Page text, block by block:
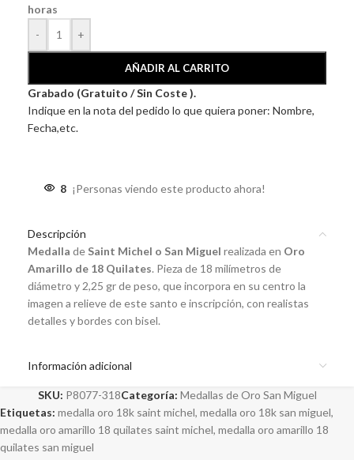
horas
-
+
AÑADIR AL CARRITO
Grabado (Gratuito / Sin Coste ).
Indique en la nota del pedido lo que quiera poner: Nombre,
Fecha,etc.
8 ¡Personas viendo este producto ahora!
Descripción
Medalla de Saint Michel o San Miguel realizada en Oro
Amarillo de 18 Quilates. Pieza de 18 milímetros de
diámetro y 2,25 gr de peso, que incorpora en su centro la
imagen a relieve de este santo e inscripción, con realistas
detalles y bordes con bisel.
Información adicional
SKU: P8077-318Categoría: Medallas de Oro San Miguel
Etiquetas: medalla oro 18k saint michel, medalla oro 18k san miguel,
medalla oro amarillo 18 quilates saint michel, medalla oro amarillo 18
quilates san miguel